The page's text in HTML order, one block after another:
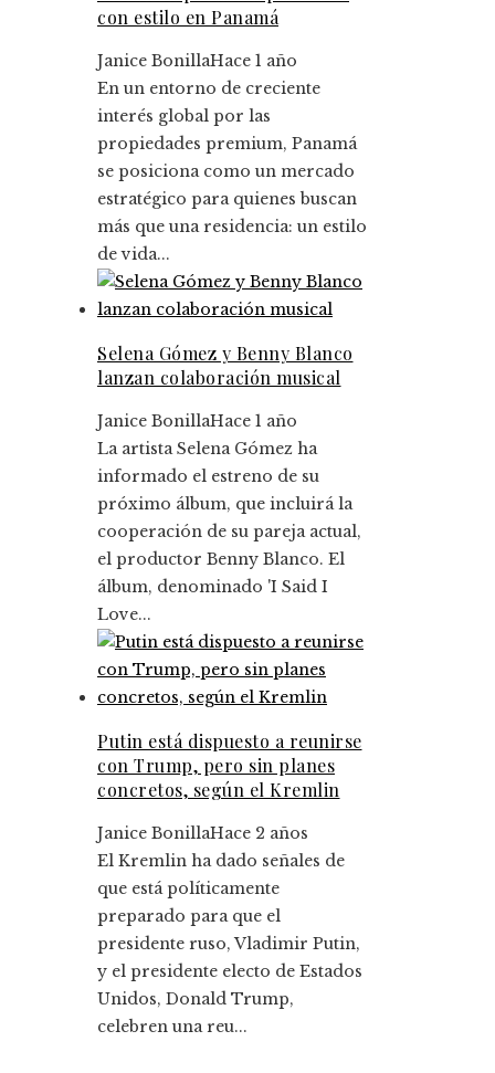
con estilo en Panamá
Janice BonillaHace 1 año
En un entorno de creciente
interés global por las
propiedades premium, Panamá
se posiciona como un mercado
estratégico para quienes buscan
más que una residencia: un estilo
de vida...
Selena Gómez y Benny Blanco
lanzan colaboración musical
Janice BonillaHace 1 año
La artista Selena Gómez ha
informado el estreno de su
próximo álbum, que incluirá la
cooperación de su pareja actual,
el productor Benny Blanco. El
álbum, denominado 'I Said I
Love...
Putin está dispuesto a reunirse
con Trump, pero sin planes
concretos, según el Kremlin
Janice BonillaHace 2 años
El Kremlin ha dado señales de
que está políticamente
preparado para que el
presidente ruso, Vladimir Putin,
y el presidente electo de Estados
Unidos, Donald Trump,
celebren una reu...